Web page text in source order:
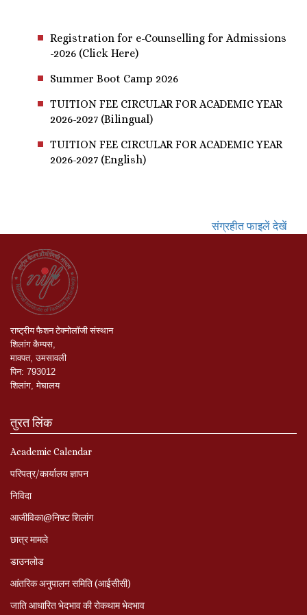
Registration for e-Counselling for Admissions
-2026 (Click Here)
Summer Boot Camp 2026
TUITION FEE CIRCULAR FOR ACADEMIC YEAR
2026-2027 (Bilingual)
TUITION FEE CIRCULAR FOR ACADEMIC YEAR
2026-2027 (English)
संग्रहीत फाइलें देखें
राष्ट्रीय फैशन टेक्नोलॉजी संस्थान
शिलांग कैम्पस
मावपत,उमसावली
पिन: 793012
शिलांग ,मेघालय
तुरत लिंक
Academic Calendar
परिपत्र/कार्यालय ज्ञापन
निविदा
आजीविका@निफ़्ट शिलांग
छात्र मामले
डाउनलोड
आंतरिक अनुपालन समिति (आईसीसी)
जाति आधारित भेदभाव की रोकथाम भेदभाव